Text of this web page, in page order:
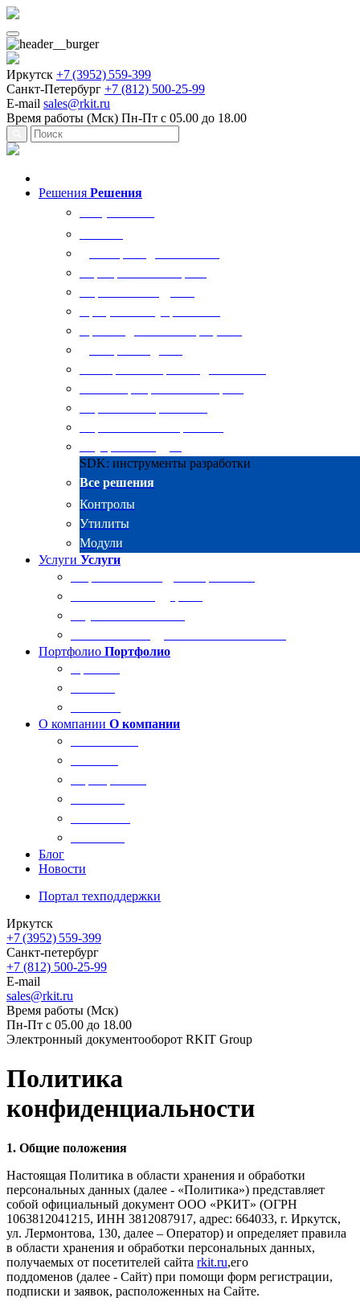
Иркутск +7 (3952) 559-399
Санкт-Петербург +7 (812) 500-25-99
E-mail sales@rkit.ru
Время работы (Мск) Пн-Пт с 05.00 до 18.00
Решения Решения
SDK: инструменты разработки
Все решения
Контролы
Утилиты
Модули
Услуги Услуги
Портфолио Портфолио
О компании О компании
Блог
Новости
Портал техподдержки
Иркутск
+7 (3952) 559-399
Санкт-петербург
+7 (812) 500-25-99
E-mail
sales@rkit.ru
Время работы (Мск)
Пн-Пт с 05.00 до 18.00
Электронный документооборот RKIT Group
Политика
конфиденциальности
1. Общие положения
Настоящая Политика в области хранения и обработки
персональных данных (далее - «Политика») представляет
собой официальный документ ООО «РКИТ» (ОГРН
1063812041215, ИНН 3812087917, адрес: 664033, г. Иркутск,
ул. Лермонтова, 130, далее – Оператор) и определяет правила
в области хранения и обработки персональных данных,
получаемых от посетителей сайта rkit.ru,его
поддоменов (далее - Сайт) при помощи форм регистрации,
подписки и заявок, расположенных на Сайте.